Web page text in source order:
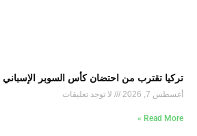
تركيا تقترب من احتضان كأس السوبر الإسباني 2027
أغسطس 7, 2026 لا توجد تعليقات
Read More »